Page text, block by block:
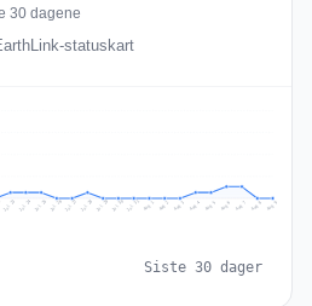
30 dagene
statuskart
Jul 23 Jul 24 Jul 25 Jul 26 Jul 27 Jul 28 Jul 29 Jul 30 Jul 31 Aug 1 Aug 2 Aug 3 Aug 4 Aug 5 Aug 6 Aug 7 Aug 8 Aug 9
Siste 30 dager